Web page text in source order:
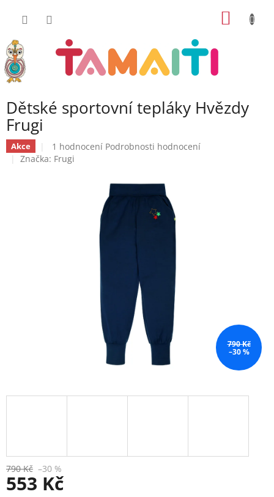
Dětské sportovní tepláky Hvězdy
Frugi
Akce
Průměrné
hodnocení
1 hodnocení Podrobnosti hodnocení
Značka: Frugi
790 Kč
–30 %
790 Kč –30 %
553 Kč